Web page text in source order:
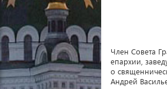
Член Совета
епархии,
о
Андрей